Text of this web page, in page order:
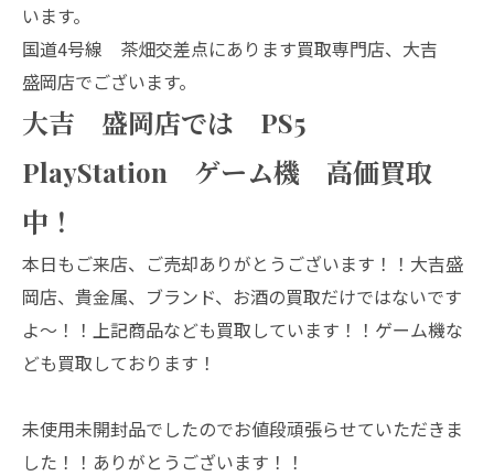
います。
国道4号線 茶畑交差点にあります買取専門店、大吉
盛岡店でございます。
大吉 盛岡店では PS5
PlayStation ゲーム機 高価買取
中！
本日もご来店、ご売却ありがとうございます！！大吉盛
岡店、貴金属、ブランド、お酒の買取だけではないです
よ～！！上記商品なども買取しています！！ゲーム機な
ども買取しております！
未使用未開封品でしたのでお値段頑張らせていただきま
した！！ありがとうございます！！